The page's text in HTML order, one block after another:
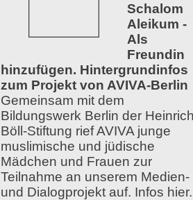
Schalom
Aleikum -
Als
Freundin
hinzufügen. Hintergrundinfos
zum Projekt von AVIVA-Berlin
Gemeinsam mit dem
Bildungswerk Berlin der
Böll-Stiftung rief AVIVA junge
muslimische und jüdische
Mädchen und Frauen zur
Teilnahme an unserem Medien-
und Dialogprojekt auf. Infos